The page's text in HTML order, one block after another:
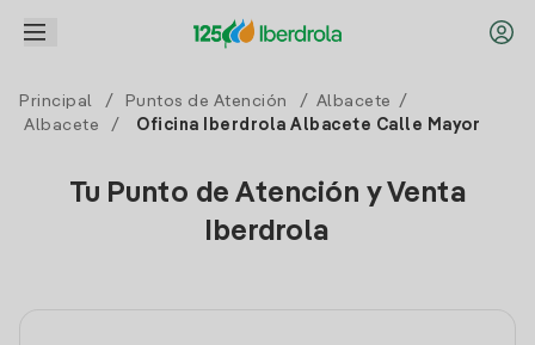
Principal / Puntos de Atención / Albacete
/
Albacete
/ Oficina Iberdrola Albacete Calle Mayor
Tu Punto de Atención y Venta
Iberdrola